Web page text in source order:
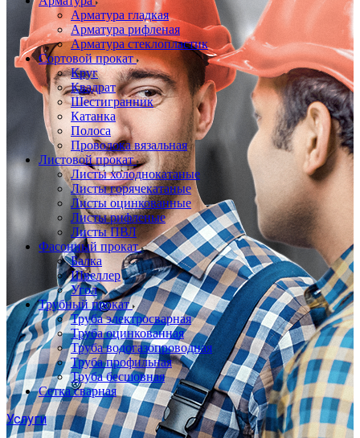
Арматура гладкая
Арматура рифленая
Арматура стеклопластик
Сортовой прокат
Круг
Квадрат
Шестигранник
Катанка
Полоса
Проволока вязальная
Листовой прокат
Листы холоднокатаные
Листы горячекатаные
Листы оцинкованные
Листы рифленые
Листы ПВЛ
Фасонный прокат
Балка
Швеллер
Угол
Трубный прокат
Труба электросварная
Труба оцинкованная
Труба водогазопроводная
Труба профильная
Труба бесшовная
Сетка сварная
Услуги